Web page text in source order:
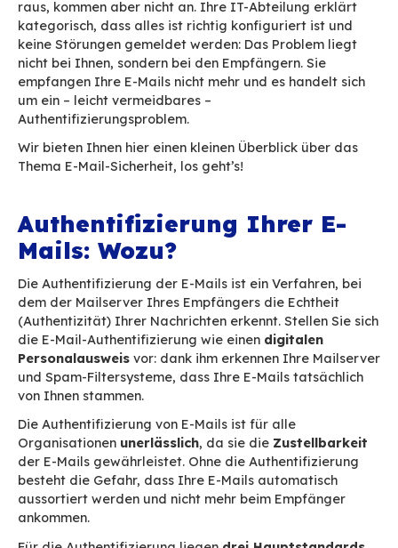
316,6 Milliarden E-Mails werden täglich
empfangen und versandt (Zahlen für 2021,
Statista) wobeies sich in großer Mehrheit um
Mails handelt. Selbstverständlich haben Sie als
Unternehmen oder öffentliche Behörde ein
Programm eingerichtet, das Ihre Benutzer vor
Und eines Tages stellen Sie fest, dass die
Ihre Nachrichten nicht mehr erhalten! Die E-
kategorisch, dass alles ist richtig konfiguriert
keine Störungen gemeldet werden: Das
nicht bei Ihnen, sondern bei den Empfängern.
empfangen Ihre E-Mails nicht mehr und es
um ein – leicht vermeidbares –
Wir bieten Ihnen hier einen kleinen Überblick
Thema E-Mail-Sicherheit, los geht’s!
Authentifizierung Ihrer